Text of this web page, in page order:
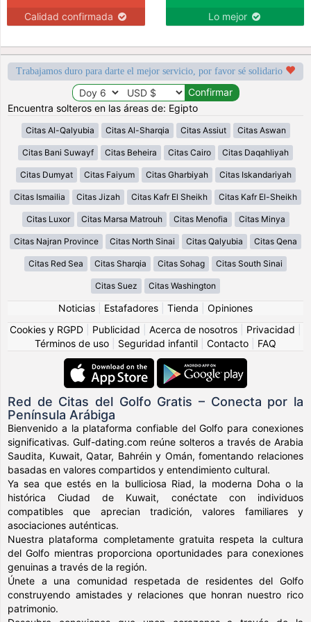
Calidad confirmada Lo mejor
Trabajamos duro para darte el mejor servicio, por favor sé solidario
Encuentra solteros en las áreas de: Egipto
Citas Al-Qalyubia Citas Al-Sharqia Citas Assiut Citas Aswan
Citas Bani Suwayf Citas Beheira Citas Cairo Citas Daqahliyah
Citas Dumyat Citas Faiyum Citas Gharbiyah Citas Iskandariyah
Citas Ismailia Citas Jizah Citas Kafr El Sheikh Citas Kafr El-Sheikh
Citas Luxor Citas Marsa Matrouh Citas Menofia Citas Minya
Citas Najran Province Citas North Sinai Citas Qalyubia Citas Qena
Citas Red Sea Citas Sharqia Citas Sohag Citas South Sinai
Citas Suez Citas Washington
Noticias Estafadores Tienda
Opiniones
Cookies y RGPD
Publicidad Acerca de nosotros Privacidad
Términos de uso
Seguridad infantil Contacto FAQ
Red de Citas del Golfo Gratis – Conecta por la
Península Arábiga
Bienvenido a la plataforma confiable del Golfo para conexiones
significativas. Gulf-dating.com reúne solteros a través de Arabia
Saudita, Kuwait, Qatar, Bahréin y Omán, fomentando relaciones
basadas en valores compartidos y entendimiento cultural.
Ya sea que estés en la bulliciosa Riad, la moderna Doha o la
histórica Ciudad de Kuwait, conéctate con individuos
compatibles que aprecian tradición, valores familiares y
asociaciones auténticas.
Nuestra plataforma completamente gratuita respeta la cultura
del Golfo mientras proporciona oportunidades para conexiones
genuinas a través de la región.
Únete a una comunidad respetada de residentes del Golfo
construyendo amistades y relaciones que honran nuestro rico
patrimonio.